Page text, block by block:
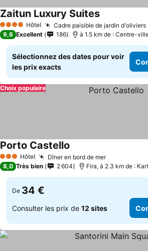
4 Étoiles Hôtel Cadre paisible de jardin d'oliviers
Zaitun Luxury Suites
9,6 Excellent 186 à 1.5 km de : Centre-
Sélectionnez des dates pour voir
les prix exacts
Choix populaire
3 ÉtoilesHôtel Dîner en bord de mer
Porto Castello
8,0 Très bien 2 604 Fira, à 2.3 km de :
De 34 €
Consulter les prix de 12 sites